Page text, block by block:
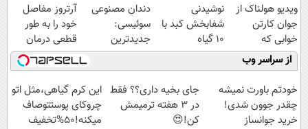
ویدیو هولناک از
جوان کارتن
خوابی که
میلیاردر شد.
آموزش رایگان
نوشیدنی
شفابخش کبد با
10 گیاه
موثر(تخفیف تا
امشب)
دندان مصنوعی
سوئیسی:
جدیدترین
فناوری اروپا،
سبک و مقاوم |
پرداخت قسطی
آرتروز مفاصل
خود را به طور
قطعی درمان
کنید!
◗پرسش‌نامه◖
از سراسر وب
خودتم باورت نمیشه
چقدر جوون شدی!
خرید جوانساز
جای بخیه داری؟؟ فقط
در 3 هفته ترمیمش
کن!😍
این کرم گیاهی،مثل اتو
چروکای پوستتوصاف
میکنه!50%تخفیف